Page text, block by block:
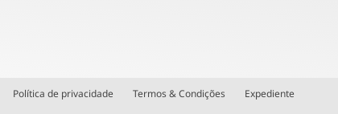
Política de privacidade Termos & Condições Expediente